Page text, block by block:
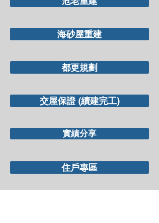
海砂屋重建
都更規劃
交屋保證 (續建完工)
實績分享
住戶專區